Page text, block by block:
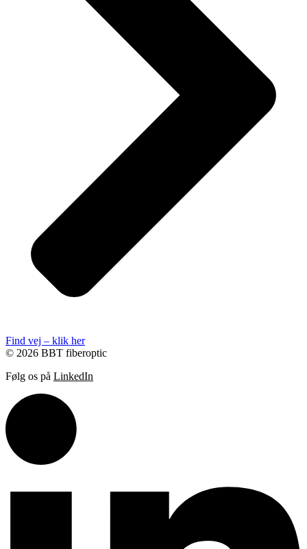
Find vej – klik her
© 2026 BBT fiberoptic
Følg os på LinkedIn